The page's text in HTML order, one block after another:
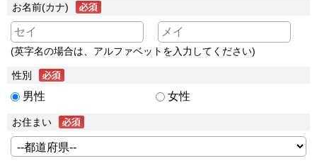
お名前(カナ)
(英字名の場合は、アルファベットを入力してください)
性別
男性 女性
お住まい